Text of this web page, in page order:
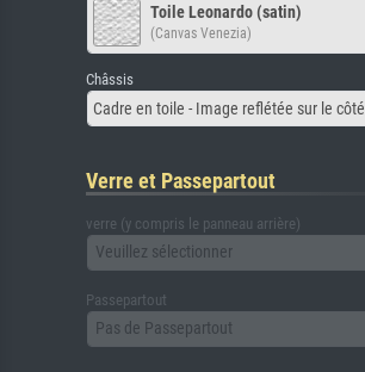
Toile Leonardo (satin)
(Canvas Venezia)
Châssis
Cadre en toile - Image reflétée sur le côté
Verre et Passepartout
verre (y compris le panneau arrière)
Veuillez sélectionner
Passepartout
Pas de Passepartout